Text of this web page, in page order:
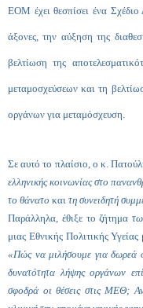
ΕΟΜ έχει θεσπίσει ένα
άξονες, την αύξηση της
βελτίωση της
μεταμοσχεύσεων και τη
οργάνων για μεταμόσχευση.
Σε αυτό το πλαίσιο, ο κ.
ελληνικής κοινωνίας στο
το θάνατο και τη συνειδητή
Παράλληλα, έθιξε το ζήτημα
μιας Εθνικής Πολιτικής
«Πώς να μιλήσουμε για δωρεά
δυνατότητα λήψης οργάνων
σφοδρά οι θέσεις στις ΜΕΘ;